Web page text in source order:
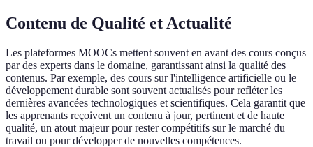
Contenu de Qualité et Actualité
Les plateformes MOOCs mettent souvent en avant des cours conçus
par des experts dans le domaine, garantissant ainsi la qualité des
contenus. Par exemple, des cours sur l'intelligence artificielle ou le
développement durable sont souvent actualisés pour refléter les
dernières avancées technologiques et scientifiques. Cela garantit que
les apprenants reçoivent un contenu à jour, pertinent et de haute
qualité, un atout majeur pour rester compétitifs sur le marché du
travail ou pour développer de nouvelles compétences.